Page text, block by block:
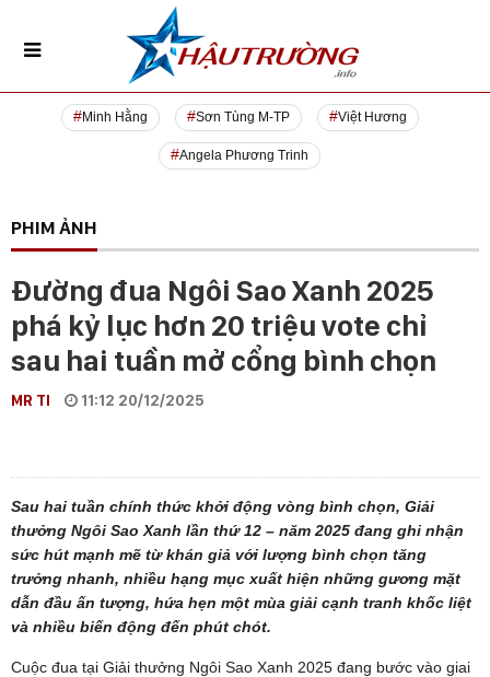
Minh Hằng Sơn Tùng M-TP Việt Hương
Angela Phương Trinh
PHIM ẢNH
Đường đua Ngôi Sao Xanh 2025
phá kỷ lục hơn 20 triệu vote chỉ
sau hai tuần mở cổng bình chọn
MR TI 11:12 20/12/2025
Sau hai tuần chính thức khởi động vòng bình chọn, Giải
thưởng Ngôi Sao Xanh lần thứ 12 – năm 2025 đang ghi nhận
sức hút mạnh mẽ từ khán giả với lượng bình chọn tăng
trưởng nhanh, nhiều hạng mục xuất hiện những gương mặt
dẫn đầu ấn tượng, hứa hẹn một mùa giải cạnh tranh khốc liệt
và nhiều biến động đến phút chót.
Cuộc đua tại Giải thưởng Ngôi Sao Xanh 2025 đang bước vào giai